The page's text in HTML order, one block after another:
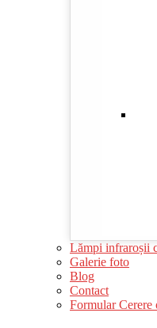
Lămpi infraroșii
Galerie foto
Blog
Contact
Formular